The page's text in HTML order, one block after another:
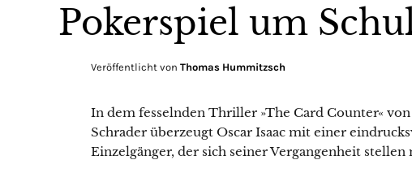
Pokerspiel um
Veröffentlicht von Thomas Hummitzsch
In dem fesselnden Thriller »The Card Counter«
Schrader überzeugt Oscar Isaac mit einer
Einzelgänger, der sich seiner Vergangenheit stellen